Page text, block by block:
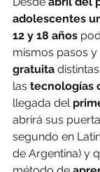
adolescentes
12 y 18 años
mismos pasos y
gratuita
las tecnologías
llegada del
abrirá sus
segundo en
de Argentina) y